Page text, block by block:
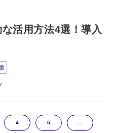
活用方法4選！導入
4 5